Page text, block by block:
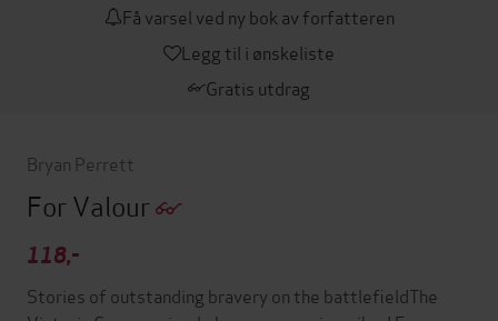
Få varsel ved ny bok av forfatteren
Legg til i ønskeliste
Gratis utdrag
Bryan Perrett
For Valour
118,-
Stories of outstanding bravery on the battlefieldThe